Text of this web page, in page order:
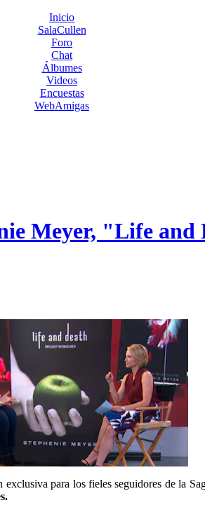
Inicio
SalaCullen
Foro
Chat
Álbumes
Videos
Encuestas
WebAmigas
Meyer, "Life
exclusiva para los fieles seguidores de la